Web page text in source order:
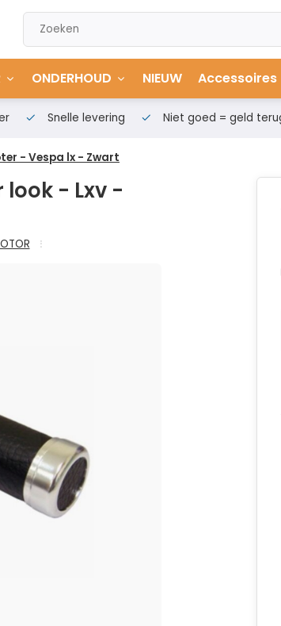
ONDERHOUD NIEUW Accessoires
Snelle levering Niet goed = geld
- Vespa lx - Zwart
look - Lxv -